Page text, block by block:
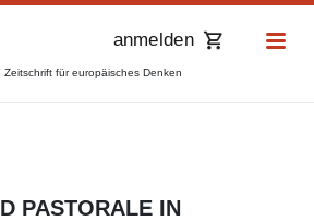
für europäisches Denken
anmelden
PASTORALE IN